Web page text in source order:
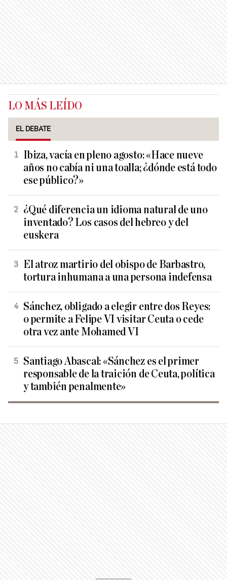
LO MÁS LEÍDO
EL DEBATE
Ibiza, vacía en pleno agosto: «Hace nueve
años no cabía ni una toalla; ¿dónde está todo
ese público?»
¿Qué diferencia un idioma natural de uno
inventado? Los casos del hebreo y del
euskera
El atroz martirio del obispo de Barbastro,
tortura inhumana a una persona indefensa
Sánchez, obligado a elegir entre dos Reyes:
o permite a Felipe VI visitar Ceuta o cede
otra vez ante Mohamed VI
Santiago Abascal: «Sánchez es el primer
responsable de la traición de Ceuta, política
y también penalmente»